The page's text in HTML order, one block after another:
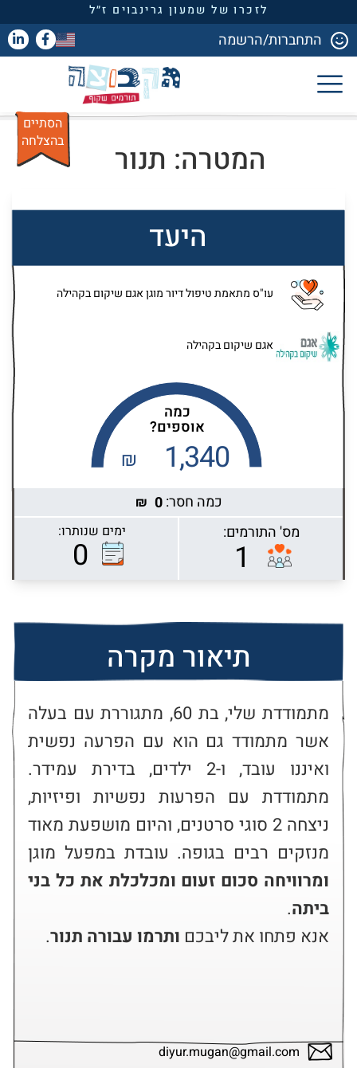
לזכרו של שמעון גרינבוים ז״ל
התחברות/הרשמה
המטרה: תנור
הסתיים
בהצלחה
היעד
עו"ס מתאמת טיפול דיור מוגן אגם שיקום בקהילה
אגם שיקום בקהילה
Highcharts.com
כמה
אוספים?
1,340
כמה חסר:0
₪
מס' התורמים: ימים שנותרו:
0
תיאור מקרה
מתמודדת שלי, בת 60, מתגוררת עם בעלה
אשר מתמודד גם הוא עם הפרעה נפשית
ואיננו עובד, ו-2 ילדים, בדירת עמידר.
מתמודדת עם הפרעות נפשיות ופיזיות,
ניצחה 2 סוגי סרטנים, והיום מושפעת מאוד
מנזקים רבים בגופה. עובדת במפעל מוגן
ומרוויחה סכום זעום ומכלכלת את כל בני
ביתה
אנא פתחו את ליבכם ותרמו עבורה תנור.
diyur.mugan@gmail.com